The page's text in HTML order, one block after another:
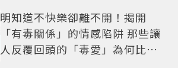
明知道不快樂卻離不開！揭開
「有毒關係」的情感陷阱 那些讓
人反覆回頭的「毒愛」為何比菸